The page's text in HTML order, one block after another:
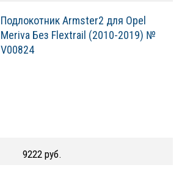
Подлокотник Armster2 для Opel
Meriva Без Flextrail (2010-2019) №
V00824
9222 руб.